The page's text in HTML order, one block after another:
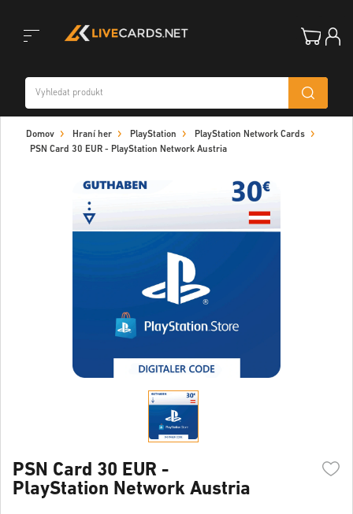
navigation
Domov Hraní her PlayStation
PlayStation Network Cards
PSN Card 30 EUR - PlayStation Network Austria
PSN Card 30 EUR -
PlayStation Network Austria